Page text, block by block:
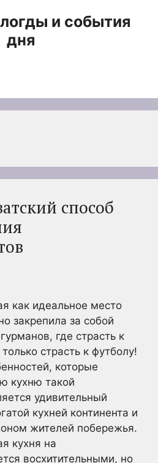
и события
дня
способ
как идеальное место
закрепила за собой
где страсть к
страсть к футболу!
которые
кухню такой
удивительный
кухней континента и
жителей побережья.
кухня на
восхитительными, но